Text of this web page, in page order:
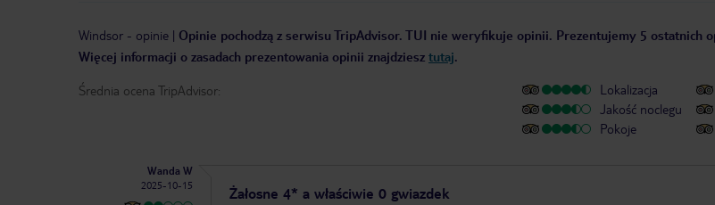
Windsor - opinie | Opinie pochodzą z serwisu TripAdvisor. TUI nie weryfikuje opinii. Prezentujemy 5 ostatnich
Więcej informacji o zasadach prezentowania opinii znajdziesz tutaj.
Średnia ocena TripAdvisor:
Lokalizacja
Jakość noclegu
Pokoje
Wanda W
2025-10-15
Żałosne 4* a właściwie 0 gwiazdek